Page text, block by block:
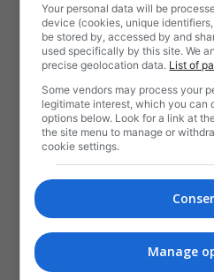
Your personal data will be
device (cookies, unique
be stored by, accessed by and
used specifically by this site. We
precise geolocation data. List of
Some vendors may process your
legitimate interest, which you can
options below. Look for a link at
the site menu to manage or
cookie settings.
Manage